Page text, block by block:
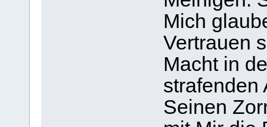
Mich
Vertrauen
Macht in
strafenden
Seinen